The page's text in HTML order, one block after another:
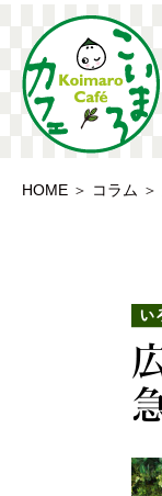
HOME ＞ コラム ＞